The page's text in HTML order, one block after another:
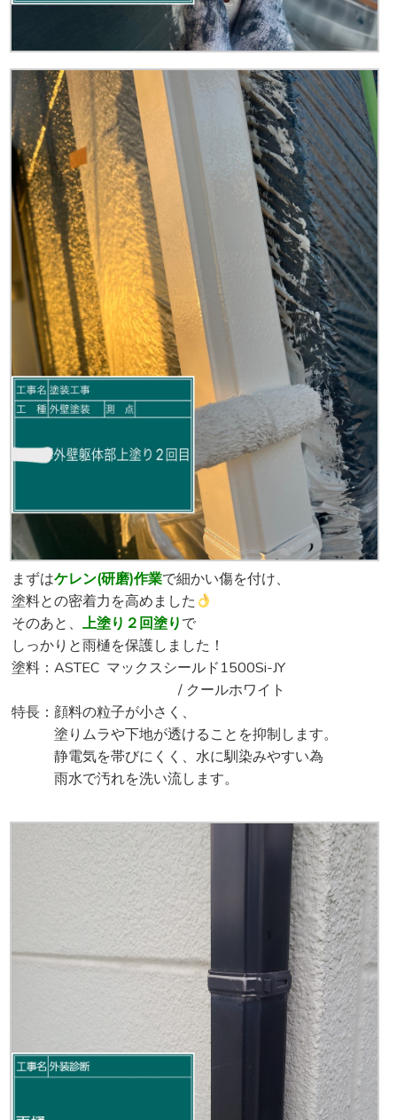
まずはケレン(研磨)作業で細かい傷を付け、
塗料との密着力を高めました
そのあと、 上塗り２回塗りで
しっかりと雨樋を保護しました！
塗料：ASTEC マックスシールド1500Si-JY
/ クールホワイト
特長：顔料の粒子が小さく、
塗りムラや下地が透けることを抑制します。
静電気を帯びにくく、水に馴染みやすい為
雨水で汚れを洗い流します。